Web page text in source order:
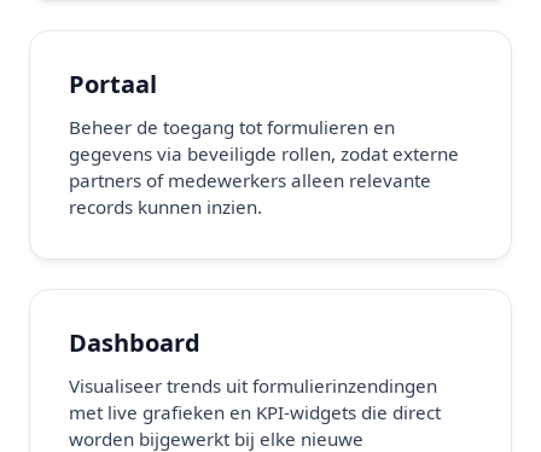
Portaal
Beheer de toegang tot formulieren en
gegevens via beveiligde rollen, zodat externe
partners of medewerkers alleen relevante
records kunnen inzien.
Dashboard
Visualiseer trends uit formulierinzendingen
met live grafieken en KPI-widgets die direct
worden bijgewerkt bij elke nieuwe